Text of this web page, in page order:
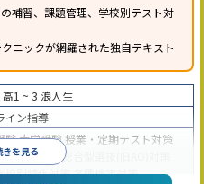
補習、課題管理、学校別テスト対
ニックが網羅された独自テキスト
きを見る
高1 ~ 3 浪人生
イン指導
験大学受験 授業・定期テスト対策
習慣の定着
総合型選抜(旧AO)対策
校別特化対策各種検定対策